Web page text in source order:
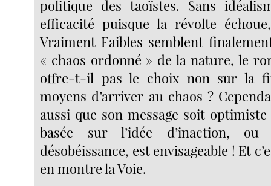
politique des taoïstes. Sans
efficacité puisque la révolte
Vraiment Faibles semblent
« chaos ordonné » de la nature, le
offre-t-il pas le choix non sur la
moyens d’arriver au chaos ?
aussi que son message soit
basée sur l’idée d’inaction,
désobéissance, est envisageable ! Et
en montre la Voie.